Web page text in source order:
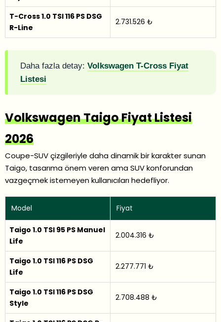
T-Cross 1.0 TSI 116 PS DSG
R-Line
2.731.526 ₺
Daha fazla detay: Volkswagen T-Cross Fiyat
Listesi
Volkswagen Taigo Fiyat Listesi
2026
Coupe-SUV çizgileriyle daha dinamik bir karakter sunan
Taigo, tasarıma önem veren ama SUV konforundan
vazgeçmek istemeyen kullanıcıları hedefliyor.
Model Fiyat
Taigo 1.0 TSI 95 PS Manuel
Life
2.004.316 ₺
Taigo 1.0 TSI 116 PS DSG
Life
2.277.771 ₺
Taigo 1.0 TSI 116 PS DSG
Style
2.708.488 ₺